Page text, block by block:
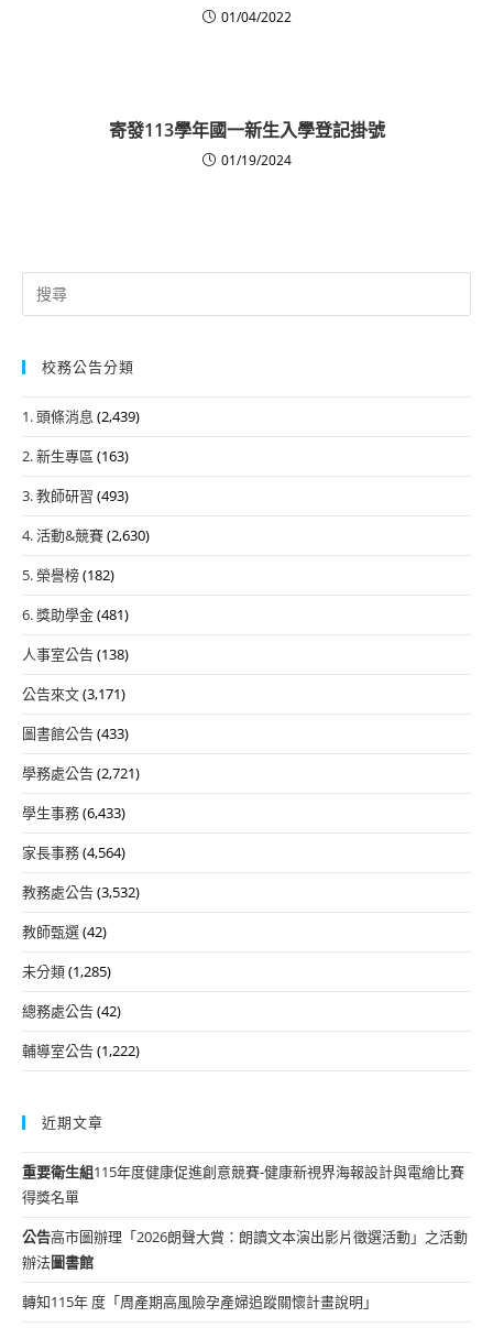
01/04/2022
寄發113學年國一新生入學登記掛號
01/19/2024
Search
for:
校務公告分類
1. 頭條消息 (2,439)
2. 新生專區 (163)
3. 教師研習 (493)
4. 活動&競賽(2,630)
5. 榮譽榜(182)
6. 獎助學金(481)
人事室公告(138)
公告來文(3,171)
圖書館公告(433)
學務處公告(2,721)
學生事務(6,433)
家長事務(4,564)
教務處公告(3,532)
教師甄選(42)
未分類(1,285)
總務處公告(42)
輔導室公告(1,222)
近期文章
重要衛生組115年度健康促進創意競賽-健康新視界海報設計與電繪比賽
得獎名單
公告高市圖辦理「2026朗聲大賞：朗讀文本演出影片徵選活動」之活動
辦法圖書館
轉知115年 度「周產期高風險孕產婦追蹤關懷計畫說明」